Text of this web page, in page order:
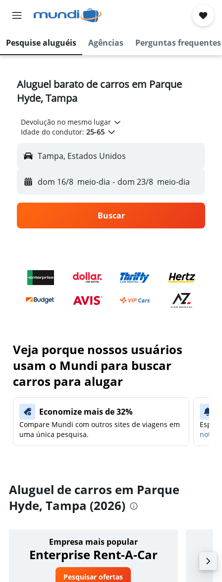
Pesquise aluguéis Agências Perguntas frequentes
Aluguel barato de carros em Parque
Hyde, Tampa
Devolução no mesmo lugar
Idade do condutor: 25-65
Tampa, Estados Unidos
dom 16/8 meio-dia - dom 23/8 meio-dia
Buscar
Veja porque nossos usuários
usam o Mundi para buscar
carros para alugar
Economize mais de 32%
Compare Mundi com outros sites de viagens em
uma única pesquisa.
Aluguel de carros em Parque
Hyde, Tampa (2026)
Empresa mais popular
Enterprise Rent-A-Car
Pesquisar ofertas